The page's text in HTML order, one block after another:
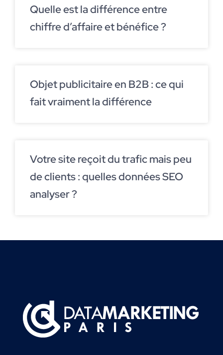
Quelle est la différence entre
chiffre d’affaire et bénéfice ?
Objet publicitaire en B2B : ce qui
fait vraiment la différence
Votre site reçoit du trafic mais peu
de clients : quelles données SEO
analyser ?